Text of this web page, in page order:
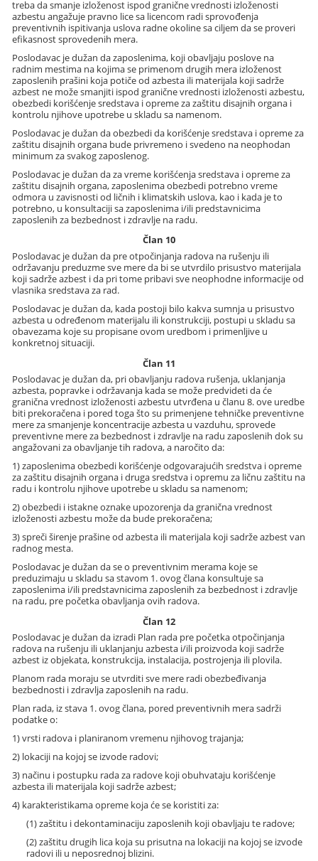
treba da smanje izloženost ispod granične vrednosti izloženosti
azbestu angažuje pravno lice sa licencom radi sprovođenja
preventivnih ispitivanja uslova radne okoline sa ciljem da se proveri
efikasnost sprovedenih mera.
Poslodavac je dužan da zaposlenima, koji obavljaju poslove na
radnim mestima na kojima se primenom drugih mera izloženost
zaposlenih prašini koja potiče od azbesta ili materijala koji sadrže
azbest ne može smanjiti ispod granične vrednosti izloženosti azbestu,
obezbedi korišćenje sredstava i opreme za zaštitu disajnih organa i
kontrolu njihove upotrebe u skladu sa namenom.
Poslodavac je dužan da obezbedi da korišćenje sredstava i opreme za
zaštitu disajnih organa bude privremeno i svedeno na neophodan
minimum za svakog zaposlenog.
Poslodavac je dužan da za vreme korišćenja sredstava i opreme za
zaštitu disajnih organa, zaposlenima obezbedi potrebno vreme
odmora u zavisnosti od ličnih i klimatskih uslova, kao i kada je to
potrebno, u konsultaciji sa zaposlenima i/ili predstavnicima
zaposlenih za bezbednost i zdravlje na radu.
Član 10
Poslodavac je dužan da pre otpočinjanja radova na rušenju ili
održavanju preduzme sve mere da bi se utvrdilo prisustvo materijala
koji sadrže azbest i da pri tome pribavi sve neophodne informacije od
vlasnika sredstava za rad.
Poslodavac je dužan da, kada postoji bilo kakva sumnja u prisustvo
azbesta u određenom materijalu ili konstrukciji, postupi u skladu sa
obavezama koje su propisane ovom uredbom i primenljive u
konkretnoj situaciji.
Član 11
Poslodavac je dužan da, pri obavljanju radova rušenja, uklanjanja
azbesta, popravke i održavanja kada se može predvideti da će
granična vrednost izloženosti azbestu utvrđena u članu 8. ove uredbe
biti prekoračena i pored toga što su primenjene tehničke preventivne
mere za smanjenje koncentracije azbesta u vazduhu, sprovede
preventivne mere za bezbednost i zdravlje na radu zaposlenih dok su
angažovani za obavljanje tih radova, a naročito da:
1) zaposlenima obezbedi korišćenje odgovarajućih sredstva i opreme
za zaštitu disajnih organa i druga sredstva i opremu za ličnu zaštitu na
radu i kontrolu njihove upotrebe u skladu sa namenom;
2) obezbedi i istakne oznake upozorenja da granična vrednost
izloženosti azbestu može da bude prekoračena;
3) spreči širenje prašine od azbesta ili materijala koji sadrže azbest van
radnog mesta.
Poslodavac je dužan da se o preventivnim merama koje se
preduzimaju u skladu sa stavom 1. ovog člana konsultuje sa
zaposlenima i/ili predstavnicima zaposlenih za bezbednost i zdravlje
na radu, pre početka obavljanja ovih radova.
Član 12
Poslodavac je dužan da izradi Plan rada pre početka otpočinjanja
radova na rušenju ili uklanjanju azbesta i/ili proizvoda koji sadrže
azbest iz objekata, konstrukcija, instalacija, postrojenja ili plovila.
Planom rada moraju se utvrditi sve mere radi obezbeđivanja
bezbednosti i zdravlja zaposlenih na radu.
Plan rada, iz stava 1. ovog člana, pored preventivnih mera sadrži
podatke o:
1) vrsti radova i planiranom vremenu njihovog trajanja;
2) lokaciji na kojoj se izvode radovi;
3) načinu i postupku rada za radove koji obuhvataju korišćenje
azbesta ili materijala koji sadrže azbest;
4) karakteristikama opreme koja će se koristiti za:
(1) zaštitu i dekontaminaciju zaposlenih koji obavljaju te radove;
(2) zaštitu drugih lica koja su prisutna na lokaciji na kojoj se izvode
radovi ili u neposrednoj blizini.